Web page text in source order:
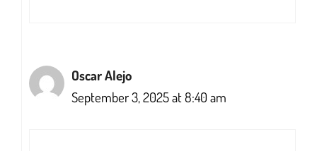
Oscar Alejo
September 3, 2025 at 8:40 am